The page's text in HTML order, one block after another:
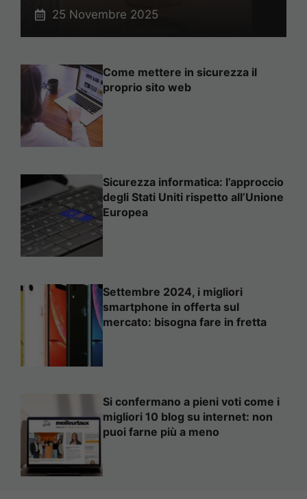
25 Novembre 2025
Come mettere in sicurezza il
proprio sito web
Sicurezza informatica: l’approccio
degli Stati Uniti rispetto all’Unione
Europea
Settembre 2024, i migliori
smartphone in offerta sul
mercato: bisogna fare in fretta
Si confermano a pieni voti come i
migliori 10 blog su internet: non
puoi farne più a meno